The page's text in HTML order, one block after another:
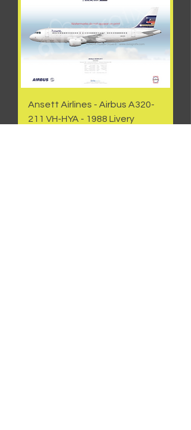
Ansett Airlines - Airbus A320-
211 VH-HYA - 1988 Livery